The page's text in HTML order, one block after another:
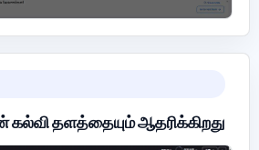
தளத்தையும் ஆதரிக்கிறது